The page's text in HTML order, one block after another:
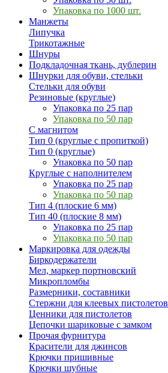
Упаковка по 1000 шт.
Манжеты
Липучка
Трикотажные
Шнуры
Подкладочная ткань, дублерин
Шнурки для обуви, стельки
Стельки для обуви
Резиновые (круглые)
Упаковка по 25 пар
Упаковка по 50 пар
С магнитом
Тип 0 (круглые с пропиткой)
Тип 0 (круглые)
Упаковка по 50 пар
Круглые с наполнителем
Упаковка по 25 пар
Упаковка по 50 пар
Тип 4 (плоские 6 мм)
Тип 40 (плоские 8 мм)
Упаковка по 25 пар
Упаковка по 50 пар
Маркировка для одежды
Биркодержатели
Мел, маркер портновский
Микропломбы
Размерники, составники
Стержни для клеевых пистолетов
Ценники для пистолетов
Цепочки шариковые с замком
Прочая фурнитура
Красители для джинсов
Крючки пришивные
Крючки шубные